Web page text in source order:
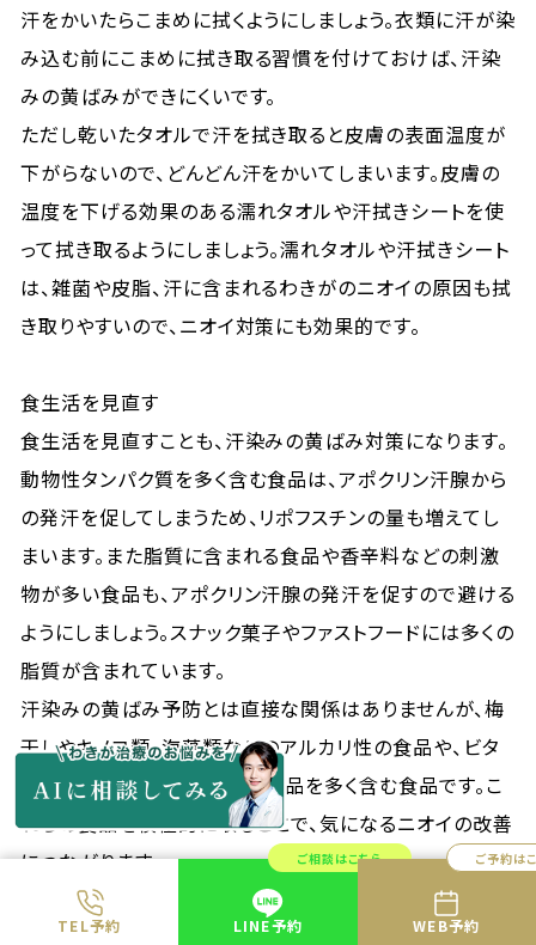
TEL予約
ご相談はこちら
LINE予約
ご予約は
WEB予約
汗をかいたらこまめに拭くようにしましょう。衣類に汗が染
み込む前にこまめに拭き取る習慣を付けておけば、汗染
みの黄ばみができにくいです。
ただし乾いたタオルで汗を拭き取ると皮膚の表面温度が
下がらないので、どんどん汗をかいてしまいます。皮膚の
温度を下げる効果のある濡れタオルや汗拭きシートを使
って拭き取るようにしましょう。濡れタオルや汗拭きシート
は、雑菌や皮脂、汗に含まれるわきがのニオイの原因も拭
き取りやすいので、ニオイ対策にも効果的です。
食生活を見直す
食生活を見直すことも、汗染みの黄ばみ対策になります。
動物性タンパク質を多く含む食品は、アポクリン汗腺から
の発汗を促してしまうため、リポフスチンの量も増えてし
まいます。また脂質に含まれる食品や香辛料などの刺激
物が多い食品も、アポクリン汗腺の発汗を促すので避ける
ようにしましょう。スナック菓子やファストフードには多くの
脂質が含まれています。
汗染みの黄ばみ予防とは直接な関係はありませんが、梅
干しやキノコ類、海藻類などのアルカリ性の食品や、ビタ
ミンCやビタミンEを多く含む食品を多く含む食品です。こ
れらの食品を積極的に取ることで、気になるニオイの改善
につながります。
わきが治療を受ける